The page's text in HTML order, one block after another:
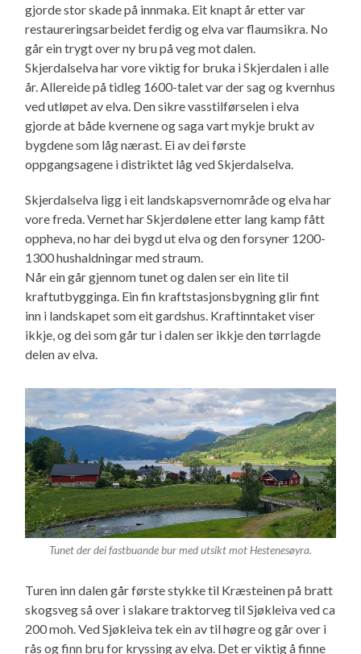
gjorde stor skade på innmaka. Eit knapt år etter var
restaureringsarbeidet ferdig og elva var flaumsikra. No
går ein trygt over ny bru på veg mot dalen.
Skjerdalselva har vore viktig for bruka i Skjerdalen i alle
år. Allereide på tidleg 1600-talet var der sag og kvernhus
ved utløpet av elva. Den sikre vasstilførselen i elva
gjorde at både kvernene og saga vart mykje brukt av
bygdene som låg nærast. Ei av dei første
oppgangsagene i distriktet låg ved Skjerdalselva.
Skjerdalselva ligg i eit landskapsvernområde og elva har
vore freda. Vernet har Skjerdølene etter lang kamp fått
oppheva, no har dei bygd ut elva og den forsyner 1200-
1300 hushaldningar med straum.
Når ein går gjennom tunet og dalen ser ein lite til
kraftutbygginga. Ein fin kraftstasjonsbygning glir fint
inn i landskapet som eit gardshus. Kraftinntaket viser
ikkje, og dei som går tur i dalen ser ikkje den tørrlagde
delen av elva.
Tunet der dei fastbuande bur med utsikt mot Hestenesøyra.
Turen inn dalen går første stykke til Kræsteinen på bratt
skogsveg så over i slakare traktorveg til Sjøkleiva ved ca
200 moh. Ved Sjøkleiva tek ein av til høgre og går over i
rås og finn bru for kryssing av elva. Det er viktig å finne